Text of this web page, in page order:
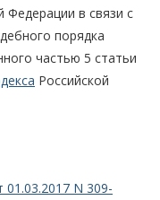
Федерации в связи с
порядка
частью 5 статьи
Российской
N 309-